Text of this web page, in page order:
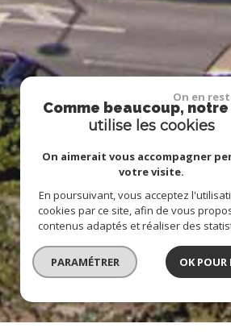
On en
Comme beaucoup,
utilise les cookies
On aimerait vous accompagner
votre visite.
En poursuivant, vous acceptez
cookies par ce site, afin de vous
contenus adaptés et réaliser des
PARAMÉTRER OK POUR